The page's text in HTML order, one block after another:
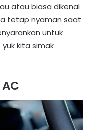
atau biasa dikenal
tetap nyaman saat
untuk
kita simak